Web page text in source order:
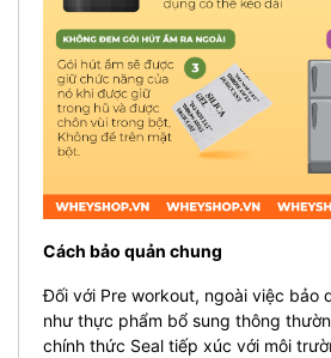
Cách bảo quản chung
Đối với Pre workout, ngoài việc bảo
như thực phẩm bổ sung thông
chính thức Seal tiếp xúc với môi